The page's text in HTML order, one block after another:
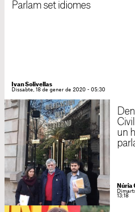
Parlam set idiomes
Ivan Solivellas
Dissabte, 18 de gener de 2020 - 05:30
un
Núria
13:18